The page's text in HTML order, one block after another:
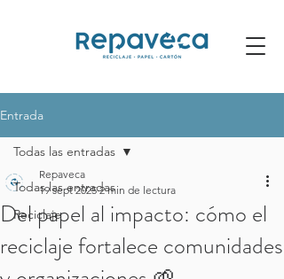
Entrada
Todas las entradas
Reciclaje
Todas las entradas
Del papel al impacto: cómo el
reciclaje fortalece comunidades
Repaveca
19 sept 2025 2 min de lectura